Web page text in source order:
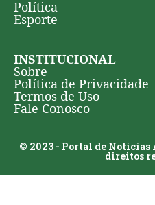
Política
Esporte
INSTITUCIONAL
Sobre
Política de Privacidade
Termos de Uso
Fale Conosco
© 2023 - Portal de Notícias
direitos